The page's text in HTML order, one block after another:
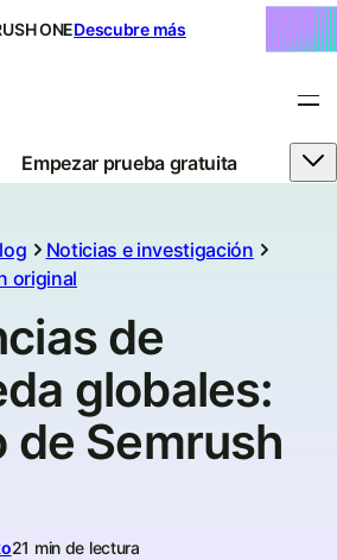
ONEDescubre más
Empezar prueba gratuita
Noticias e investigación
original
de
globales:
de Semrush
21 min de lectura